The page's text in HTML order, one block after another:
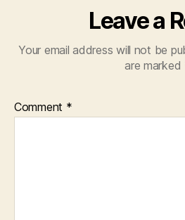
Leave a
Your email address will not be
are marked
Comment *